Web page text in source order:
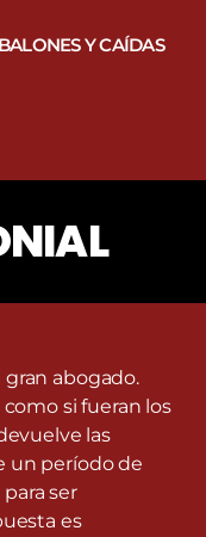
Y CAÍDAS
gran abogado.
si fueran los
las
un período de
ser
es